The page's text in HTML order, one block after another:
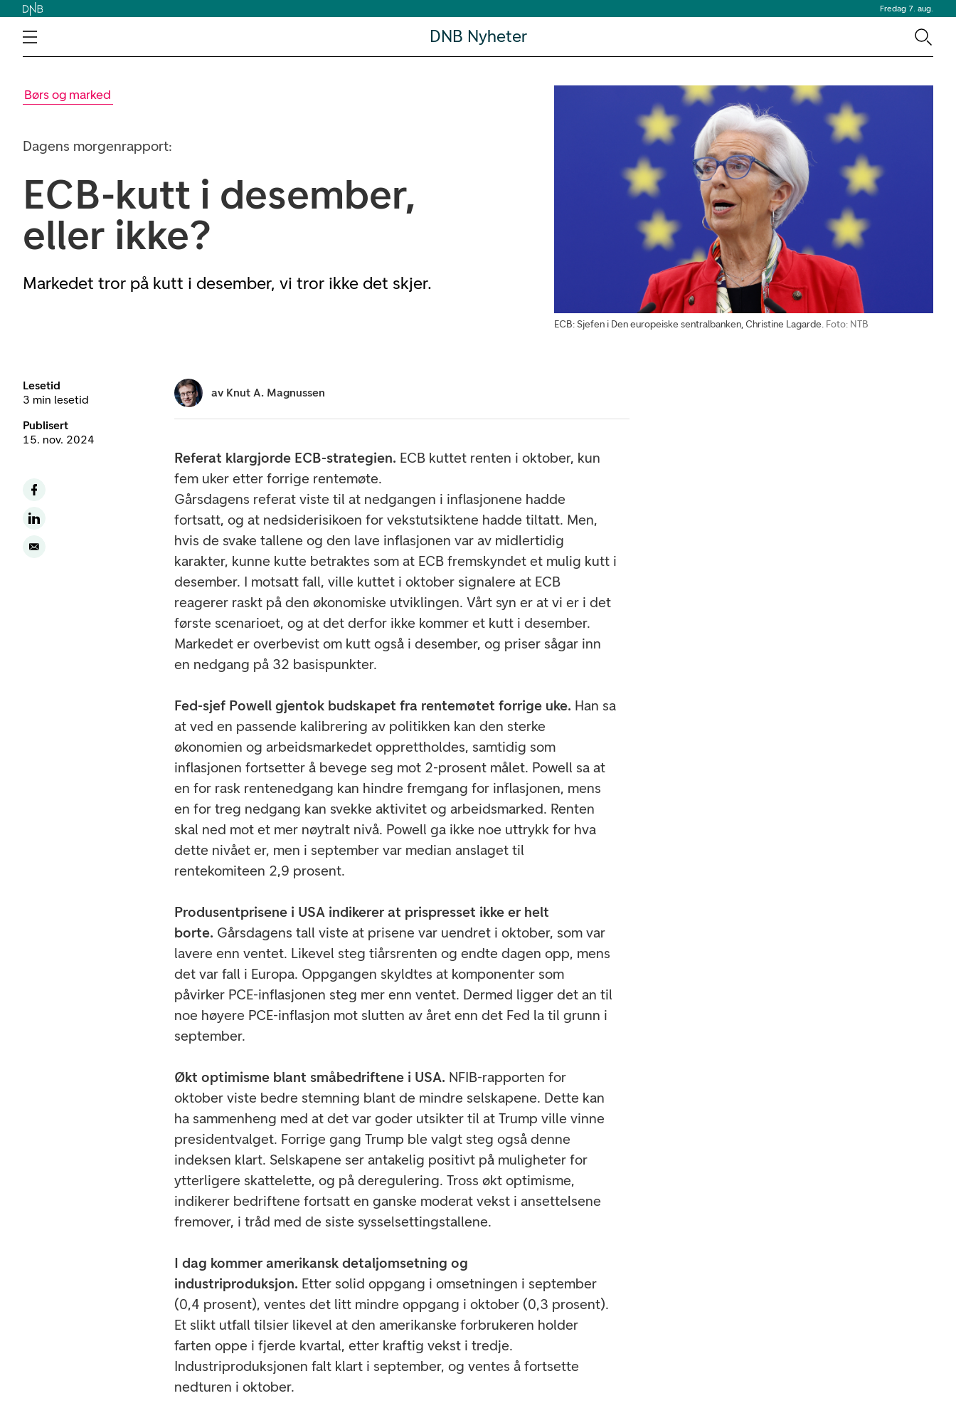
Fredag 7. aug.
DNB Nyheter
Børs og marked
Dagens morgenrapport:
ECB-kutt i desember,
eller ikke?
Markedet tror på kutt i desember, vi tror ikke det skjer.
ECB: Sjefen i Den europeiske sentralbanken, Christine Lagarde. Foto: NTB
Lesetid
3 min lesetid
Publisert
15. nov. 2024
av Knut A. Magnussen
Referat klargjorde ECB-strategien. ECB kuttet renten i oktober, kun
fem uker etter forrige rentemøte.
Gårsdagens referat viste til at nedgangen i inflasjonene hadde
fortsatt, og at nedsiderisikoen for vekstutsiktene hadde tiltatt. Men,
hvis de svake tallene og den lave inflasjonen var av midlertidig
karakter, kunne kutte betraktes som at ECB fremskyndet et mulig kutt i
desember. I motsatt fall, ville kuttet i oktober signalere at ECB
reagerer raskt på den økonomiske utviklingen. Vårt syn er at vi er i det
første scenarioet, og at det derfor ikke kommer et kutt i desember.
Markedet er overbevist om kutt også i desember, og priser sågar inn
en nedgang på 32 basispunkter.
Fed-sjef Powell gjentok budskapet fra rentemøtet forrige uke. Han sa
at ved en passende kalibrering av politikken kan den sterke
økonomien og arbeidsmarkedet opprettholdes, samtidig som
inflasjonen fortsetter å bevege seg mot 2-prosent målet. Powell sa at
en for rask rentenedgang kan hindre fremgang for inflasjonen, mens
en for treg nedgang kan svekke aktivitet og arbeidsmarked. Renten
skal ned mot et mer nøytralt nivå. Powell ga ikke noe uttrykk for hva
dette nivået er, men i september var median anslaget til
rentekomiteen 2,9 prosent.
Produsentprisene i USA indikerer at prispresset ikke er helt
borte. Gårsdagens tall viste at prisene var uendret i oktober, som var
lavere enn ventet. Likevel steg tiårsrenten og endte dagen opp, mens
det var fall i Europa. Oppgangen skyldtes at komponenter som
påvirker PCE-inflasjonen steg mer enn ventet. Dermed ligger det an til
noe høyere PCE-inflasjon mot slutten av året enn det Fed la til grunn i
september.
Økt optimisme blant småbedriftene i USA. NFIB-rapporten for
oktober viste bedre stemning blant de mindre selskapene. Dette kan
ha sammenheng med at det var goder utsikter til at Trump ville vinne
presidentvalget. Forrige gang Trump ble valgt steg også denne
indeksen klart. Selskapene ser antakelig positivt på muligheter for
ytterligere skattelette, og på deregulering. Tross økt optimisme,
indikerer bedriftene fortsatt en ganske moderat vekst i ansettelsene
fremover, i tråd med de siste sysselsettingstallene.
I dag kommer amerikansk detaljomsetning og
industriproduksjon. Etter solid oppgang i omsetningen i september
(0,4 prosent), ventes det litt mindre oppgang i oktober (0,3 prosent).
Et slikt utfall tilsier likevel at den amerikanske forbrukeren holder
farten oppe i fjerde kvartal, etter kraftig vekst i tredje.
Industriproduksjonen falt klart i september, og ventes å fortsette
nedturen i oktober.